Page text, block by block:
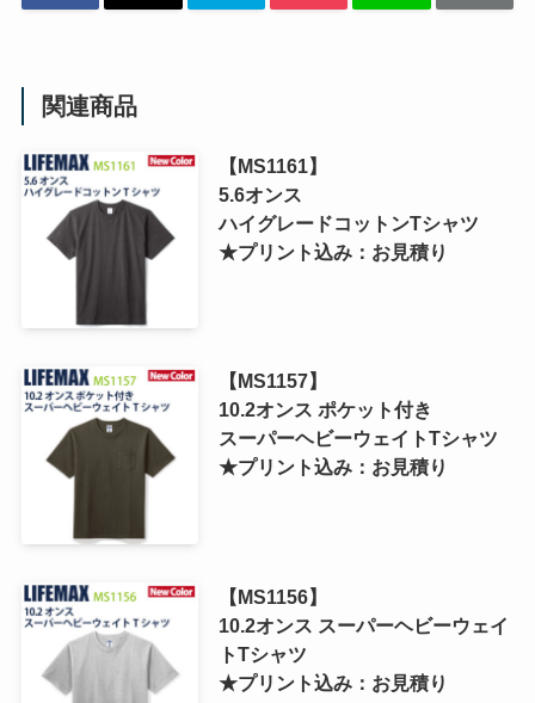
関連商品
【MS1161】
5.6オンス
ハイグレードコットンTシャツ
★プリント込み：お見積り
【MS1157】
10.2オンス ポケット付き
スーパーヘビーウェイトTシャツ
★プリント込み：お見積り
【MS1156】
10.2オンス スーパーヘビーウェイ
トTシャツ
★プリント込み：お見積り